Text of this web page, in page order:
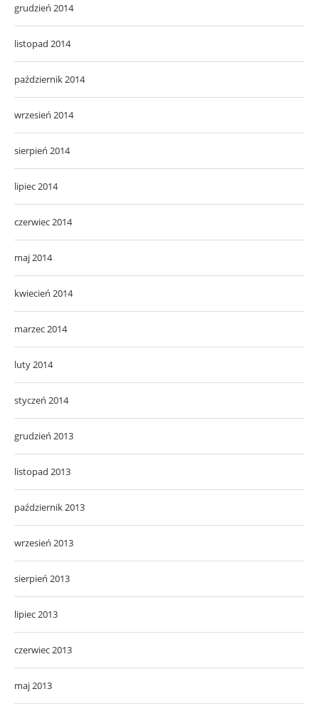
grudzień 2014
listopad 2014
październik 2014
wrzesień 2014
sierpień 2014
lipiec 2014
czerwiec 2014
maj 2014
kwiecień 2014
marzec 2014
luty 2014
styczeń 2014
grudzień 2013
listopad 2013
październik 2013
wrzesień 2013
sierpień 2013
lipiec 2013
czerwiec 2013
maj 2013